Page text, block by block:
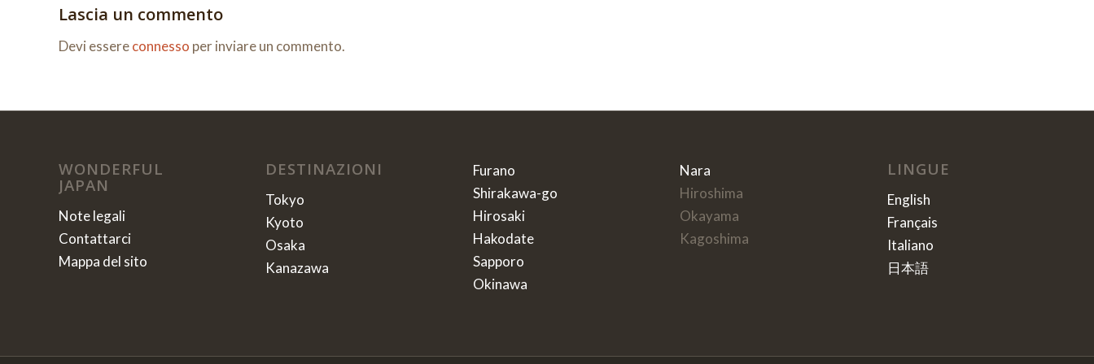
Lascia un commento
Devi essereconnesso per inviare un commento.
WONDERFUL
JAPAN
Note legali
Contattarci
Mappa del sito
DESTINAZIONI
Tokyo
Kyoto
Osaka
Kanazawa
Furano
Shirakawa-go
Hirosaki
Hakodate
Sapporo
Okinawa
Nara
Hiroshima
Okayama
Kagoshima
LINGUE
English
Français
Italiano
日本語